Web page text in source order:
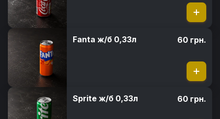
Fanta ж/б 0,33л 60 грн.
Sprite ж/б 0,33л 60 грн.